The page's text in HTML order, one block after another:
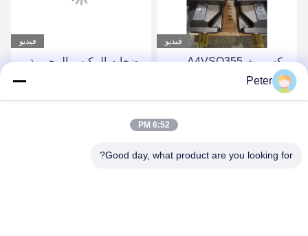
فيديو
ريكسروث A4VSO355
مضخة المكبس مجموعة
دوارة مضخة هيدروليكية من
فيديو
مضخات المكبس المحورية
A4FO125_30R-
Peter
6:52 PM
Good day, what product are you looking for?